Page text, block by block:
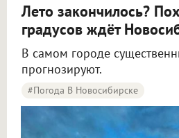
Лето закончилось?
градусов ждёт
В самом городе
прогнозируют.
#Погода В Новосибирске